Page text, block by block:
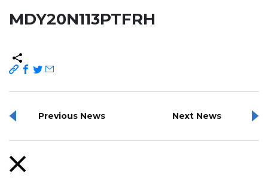
MDY20N113PTFRH
Previous News Next News